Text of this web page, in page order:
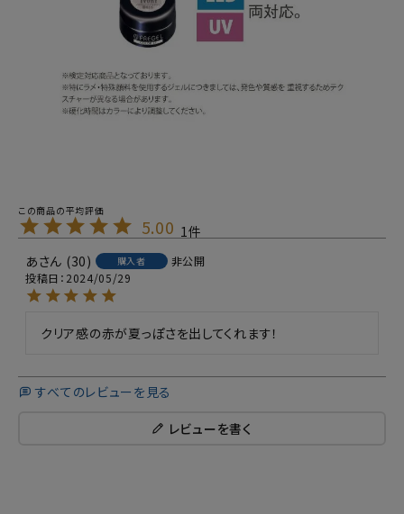
5.00 1
あ
30 購入者
非公開
投稿日
2024/05/29
クリア感の赤が夏っぽさを出してくれます！
すべてのレビューを見る
レビューを書く